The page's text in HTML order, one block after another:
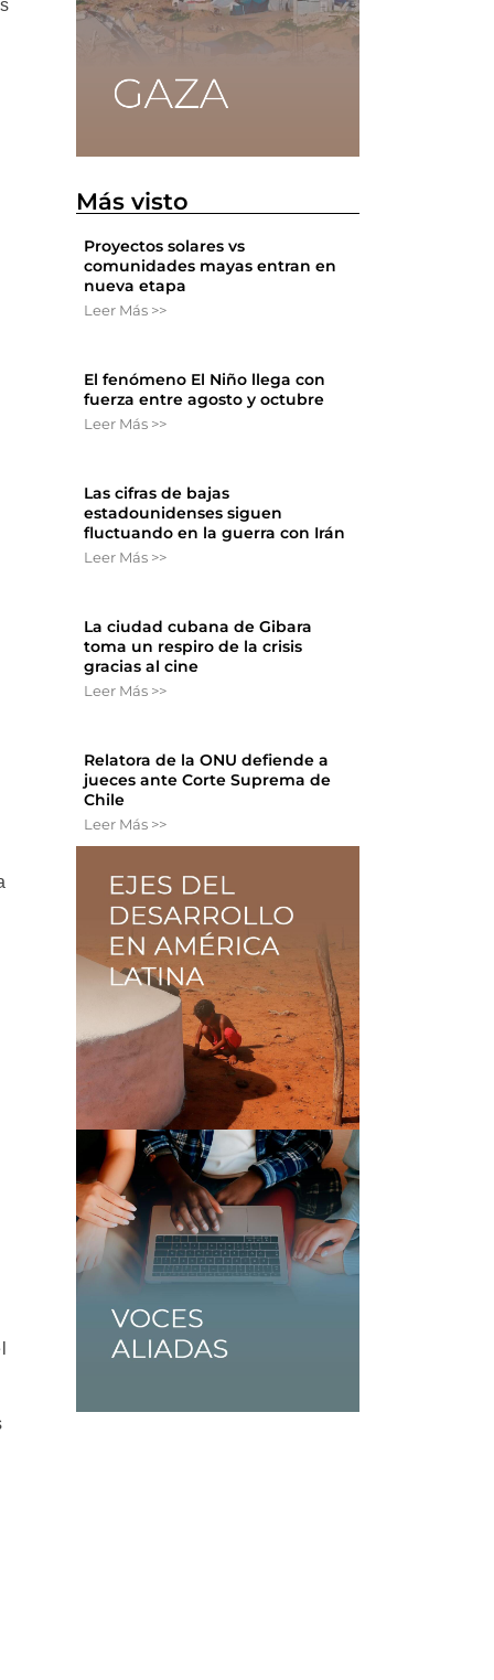
Más visto
Proyectos solares vs
comunidades mayas entran en
nueva etapa
Leer Más >>
El fenómeno El Niño llega con
fuerza entre agosto y octubre
Leer Más >>
Las cifras de bajas
estadounidenses siguen
fluctuando en la guerra con Irán
Leer Más >>
La ciudad cubana de Gibara
toma un respiro de la crisis
gracias al cine
Leer Más >>
Relatora de la ONU defiende a
jueces ante Corte Suprema de
Chile
Leer Más >>